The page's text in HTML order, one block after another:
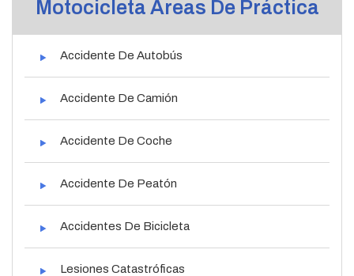
Motocicleta Áreas De Práctica
Accidente De Autobús
Accidente De Camión
Accidente De Coche
Accidente De Peatón
Accidentes De Bicicleta
Lesiones Catastróficas